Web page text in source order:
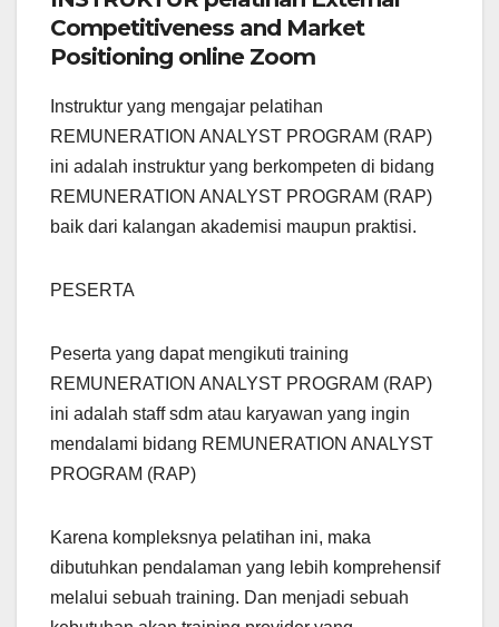
Competitiveness and Market
Positioning online Zoom
Instruktur yang mengajar pelatihan
REMUNERATION ANALYST PROGRAM (RAP)
ini adalah instruktur yang berkompeten di bidang
REMUNERATION ANALYST PROGRAM (RAP)
baik dari kalangan akademisi maupun praktisi.
PESERTA
Peserta yang dapat mengikuti training
REMUNERATION ANALYST PROGRAM (RAP)
ini adalah staff sdm atau karyawan yang ingin
mendalami bidang REMUNERATION ANALYST
PROGRAM (RAP)
Karena kompleksnya pelatihan ini, maka
dibutuhkan pendalaman yang lebih komprehensif
melalui sebuah training. Dan menjadi sebuah